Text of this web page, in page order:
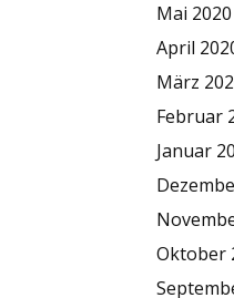
Mai 2020
April
März
Februar
Januar
Oktober